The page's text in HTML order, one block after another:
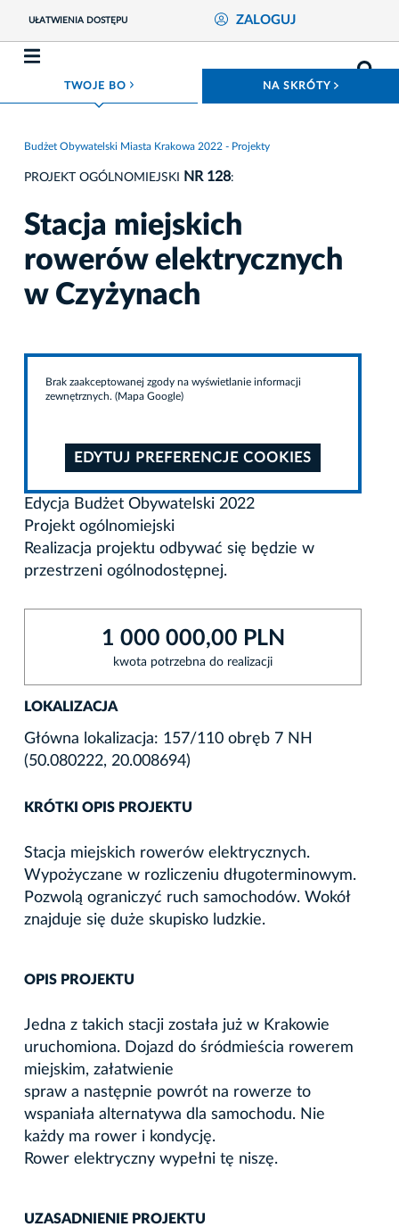
UŁATWIENIA DOSTĘPU ZALOGUJ
TWOJE BO ROZWIŃ MENU NA SKRÓTY
Budżet Obywatelski Miasta Krakowa 2022 - Projekty
PROJEKT OGÓLNOMIEJSKI NR 128:
Stacja miejskich
rowerów elektrycznych
w Czyżynach
Brak zaakceptowanej zgody na wyświetlanie informacji
zewnętrznych. (Mapa Google)
EDYTUJ PREFERENCJE COOKIES
Edycja Budżet Obywatelski 2022
Projekt ogólnomiejski
Realizacja projektu odbywać się będzie w
przestrzeni ogólnodostępnej.
1 000 000,00 PLN
kwota potrzebna do realizacji
LOKALIZACJA
Główna lokalizacja: 157/110 obręb 7 NH
(50.080222, 20.008694)
KRÓTKI OPIS PROJEKTU
Stacja miejskich rowerów elektrycznych.
Wypożyczane w rozliczeniu długoterminowym.
Pozwolą ograniczyć ruch samochodów. Wokół
znajduje się duże skupisko ludzkie.
OPIS PROJEKTU
Jedna z takich stacji została już w Krakowie
uruchomiona. Dojazd do śródmieścia rowerem
miejskim, załatwienie
spraw a następnie powrót na rowerze to
wspaniała alternatywa dla samochodu. Nie
każdy ma rower i kondycję.
Rower elektryczny wypełni tę niszę.
UZASADNIENIE PROJEKTU